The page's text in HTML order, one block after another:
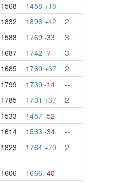
1568 1458 +18
--
1832 1896 +42
2
1588 1769 -33
3
1687 1742 -7
3
1685 1760 +37
2
1799 1739 -14
--
1785 1731 +37
2
1533 1457 -52
--
1614 1563 -34
--
1823 1764 +70 2
1606 1666 -40
--